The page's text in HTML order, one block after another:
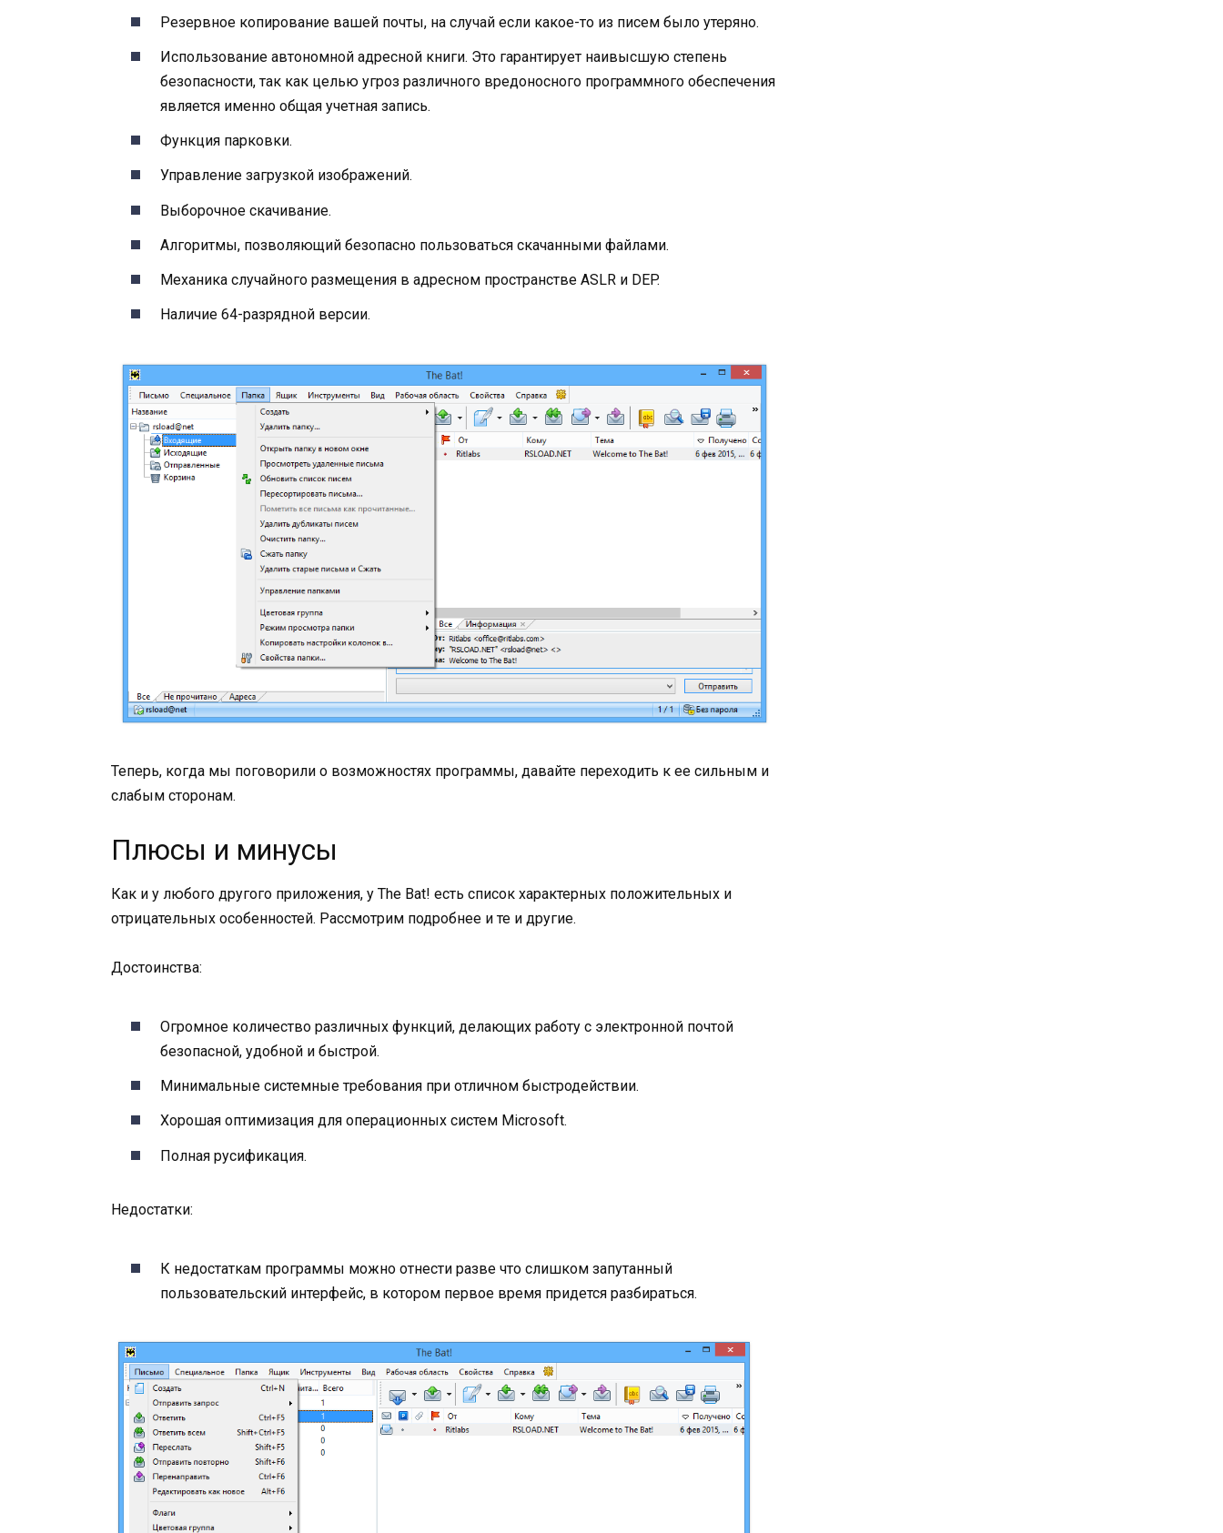
Резервное копирование вашей почты, на случай если какое-то из писем было утеряно.
Использование автономной адресной книги. Это гарантирует наивысшую степень
безопасности, так как целью угроз различного вредоносного программного обеспечения
является именно общая учетная запись.
Функция парковки.
Управление загрузкой изображений.
Выборочное скачивание.
Алгоритмы, позволяющий безопасно пользоваться скачанными файлами.
Механика случайного размещения в адресном пространстве ASLR и DEP.
Наличие 64-разрядной версии.
Теперь, когда мы поговорили о возможностях программы, давайте переходить к ее сильным и
слабым сторонам.
Плюсы и минусы
Как и у любого другого приложения, у The Bat! есть список характерных положительных и
отрицательных особенностей. Рассмотрим подробнее и те и другие.
Достоинства:
Огромное количество различных функций, делающих работу с электронной почтой
безопасной, удобной и быстрой.
Минимальные системные требования при отличном быстродействии.
Хорошая оптимизация для операционных систем Microsoft.
Полная русификация.
Недостатки:
К недостаткам программы можно отнести разве что слишком запутанный
пользовательский интерфейс, в котором первое время придется разбираться.